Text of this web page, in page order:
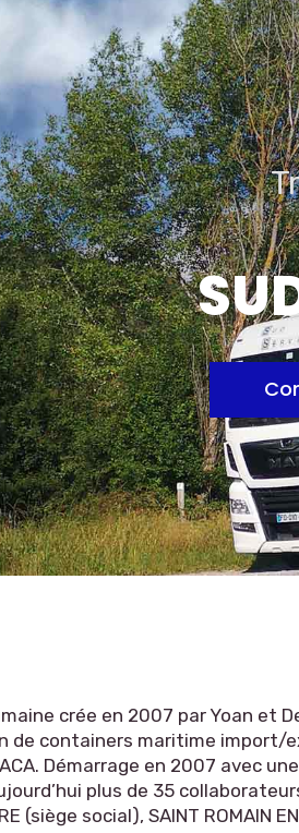
crée en 2007 par Yoan et
de containers maritime import/
Démarrage en 2007 avec
plus de 35
(siège social), SAINT ROMAIN